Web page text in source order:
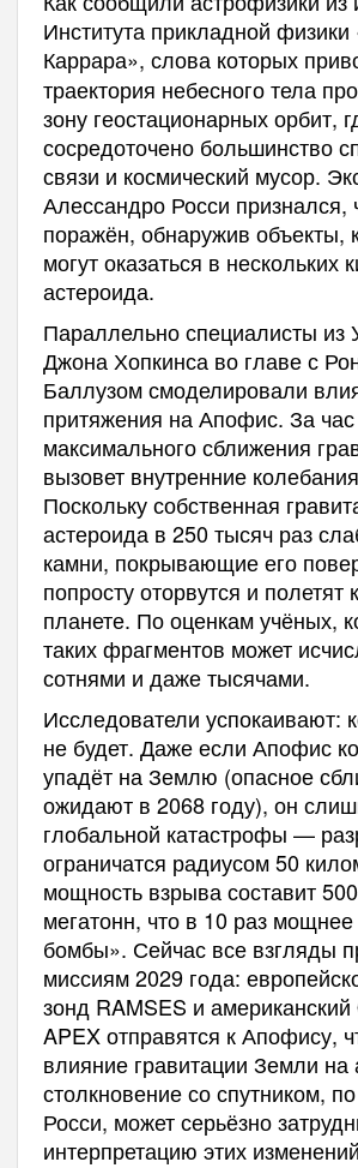
Института прикладной
Каррара», слова которых
траектория небесного тела
зону геостационарных орбит,
сосредоточено большинство
связи и космический мусор.
Алессандро Росси признался,
поражён, обнаружив объекты,
могут оказаться в нескольких
астероида.
Параллельно специалисты из
Джона Хопкинса во главе с
Баллузом смоделировали
притяжения на Апофис. За
максимального сближения
вызовет внутренние
Поскольку собственная
астероида в 250 тысяч раз
камни, покрывающие его
попросту оторвутся и полетят
планете. По оценкам учёных,
таких фрагментов может
сотнями и даже тысячами.
Исследователи успокаивают:
не будет. Даже если Апофис
упадёт на Землю (опасное
ожидают в 2068 году), он
глобальной катастрофы —
ограничатся радиусом 50
мощность взрыва составит
мегатонн, что в 10 раз
бомбы». Сейчас все взгляды
миссиям 2029 года:
зонд RAMSES и
APEX отправятся к Апофису,
влияние гравитации Земли на
столкновение со спутником,
Росси, может серьёзно
интерпретацию этих